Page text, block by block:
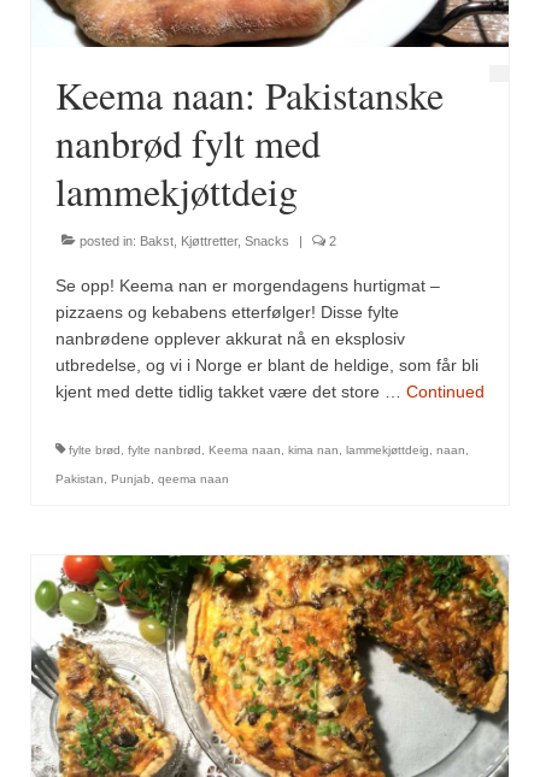
Keema naan: Pakistanske
nanbrød fylt med
lammekjøttdeig
posted in: Bakst Kjøttretter, Snacks | 2
Se opp! Keema nan er morgendagens hurtigmat –
pizzaens og kebabens etterfølger! Disse fylte
nanbrødene opplever akkurat nå en eksplosiv
utbredelse, og vi i Norge er blant de heldige, som får bli
kjent med dette tidlig takket være det store … Continued
fylte brød fylte nanbrød Keema naan kima nan lammekjøttdeig naan
Pakistan Punjab qeema naan